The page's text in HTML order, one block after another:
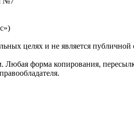
целях и не является публичной
форма копирования,